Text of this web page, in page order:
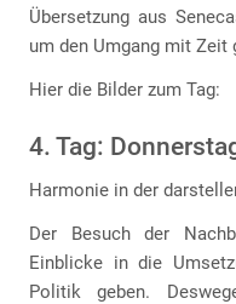
Übersetzung aus
um den Umgang mit Zeit
Hier die Bilder zum Tag:
4. Tag:
Harmonie in der
Der Besuch der
Einblicke in die
Politik geben.